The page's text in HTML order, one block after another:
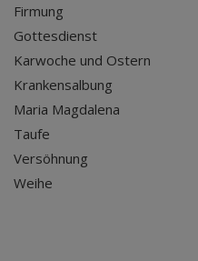
Firmung
Gottesdienst
Karwoche und Ostern
Krankensalbung
Maria Magdalena
Taufe
Versöhnung
Weihe